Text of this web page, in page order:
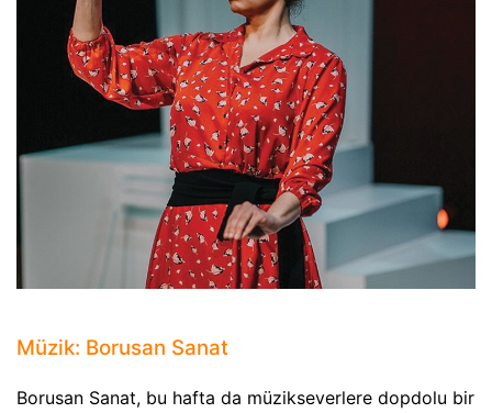
Müzik: Borusan Sanat
Borusan Sanat, bu hafta da müzikseverlere dopdolu bir